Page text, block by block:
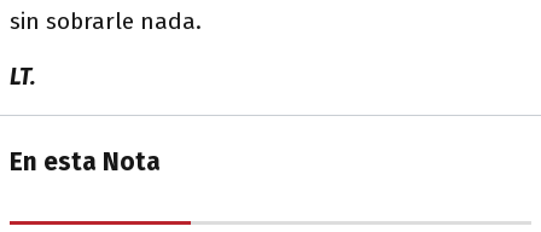
sin sobrarle nada.
LT.
En esta Nota